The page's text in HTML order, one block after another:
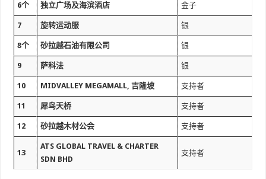
6个 独立广场及海滨酒店 金子
7 旋转运动服 银
8个 砂拉越石油有限公司 银
9 萨科法 银
10 MIDVALLEY MEGAMALL, 吉隆坡 支持者
11 犀鸟天桥 支持者
12 砂拉越木材公会 支持者
13
ATS GLOBAL TRAVEL & CHARTER
SDN BHD
支持者